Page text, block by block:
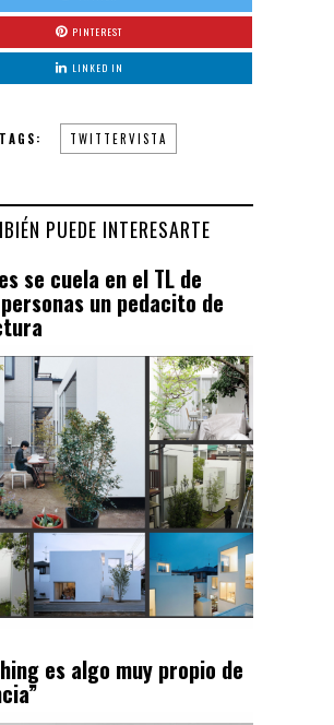
PINTEREST
LINKED IN
TAGS: TWITTERVISTA
PUEDE INTERESARTE
se cuela en el TL de
un pedacito de
es algo muy propio de